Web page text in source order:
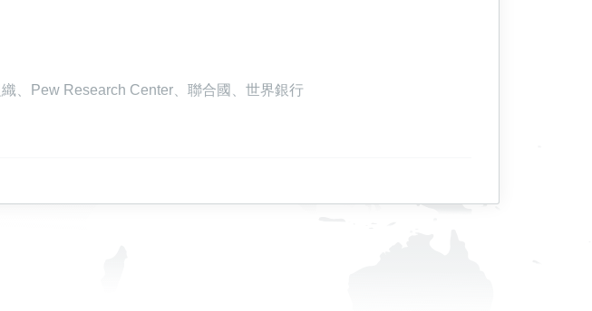
、Pew Research Center、聯合國、世界銀行